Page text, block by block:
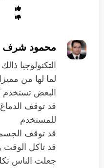
محمود شرف
التكنولوجيا
لما لها من
البعض
قد توقف
للمستخدم
قد توقف
قد تاكل الوقت
جعلت الناس